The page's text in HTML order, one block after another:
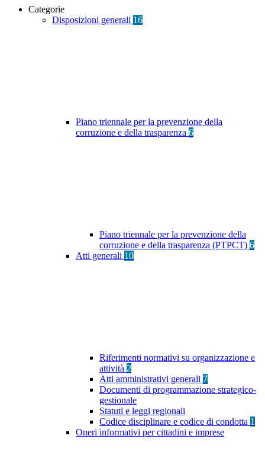
Categorie
Disposizioni generali 16
Piano triennale per la prevenzione della
corruzione e della trasparenza 6
Piano triennale per la prevenzione della
corruzione e della trasparenza (PTPCT) 6
Atti generali 10
Riferimenti normativi su organizzazione e
attività 2
Atti amministrativi generali 7
Documenti di programmazione strategico-
gestionale
Statuti e leggi regionali
Codice disciplinare e codice di condotta 1
Oneri informativi per cittadini e imprese